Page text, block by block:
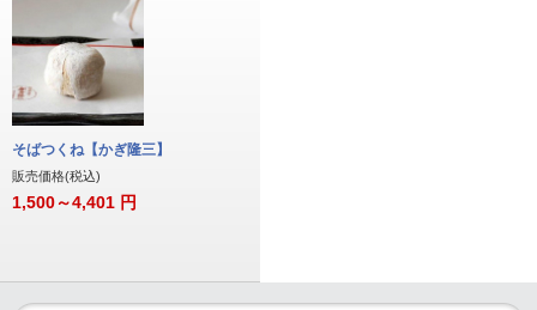
そばつくね【かぎ隆三】
販売価格(税込)
1,500～4,401 円